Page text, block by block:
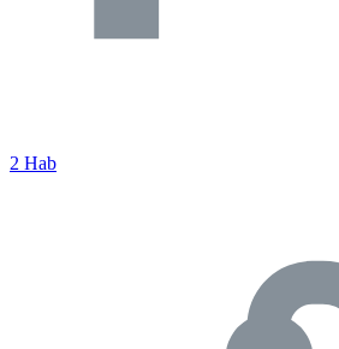
2 Hab